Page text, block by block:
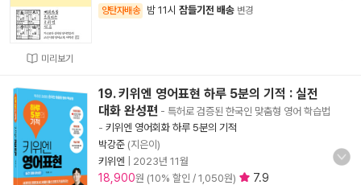
미리보기
양탄자배송 밤 11시 잠들기전 배송 변경
19. 키위엔 영어표현 하루 5분의 기적 : 실전
대화 완성편 - 특허로 검증된 한국인 맞춤형 영어 학습법
- 키위엔 영어회화 하루 5분의 기적
박강준 (지은이)
키위엔
2023년 11월
18,900원 (10% 할인 / 1,050원) 7.9